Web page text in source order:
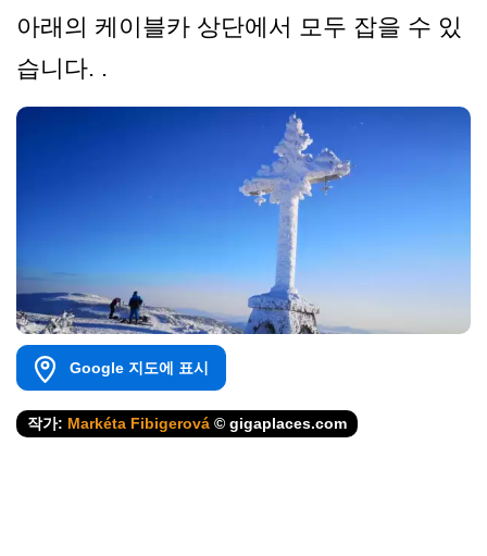
아래의 케이블카 상단에서 모두 잡을 수 있
습니다. .
Google 지도에 표시
작가: Markéta Fibigerová © gigaplaces.com